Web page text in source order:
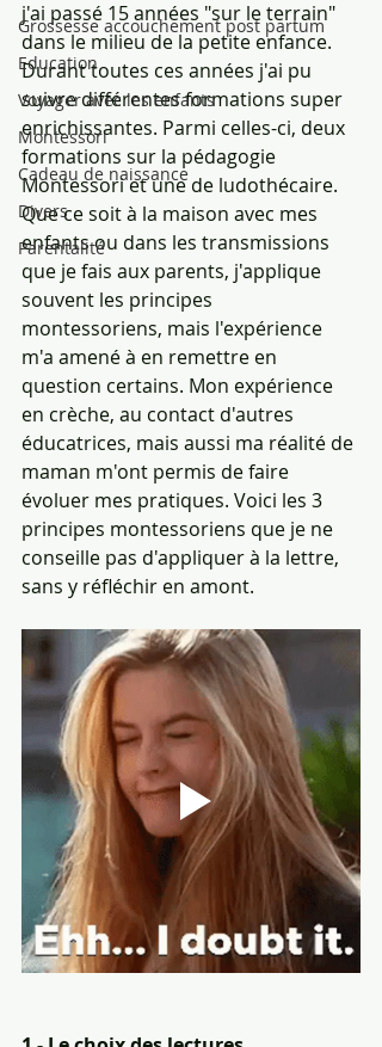
Grossesse accouchement post partum
Education
Voyager avec les enfants
Montessori
Cadeau de naissance
Divers
Parentalité
j'ai passé 15 années "sur le terrain"
dans le milieu de la petite enfance.
Durant toutes ces années j'ai pu
suivre différentes formations super
enrichissantes. Parmi celles-ci, deux
formations sur la pédagogie
Montessori et une de ludothécaire.
Que ce soit à la maison avec mes
enfants ou dans les transmissions
que je fais aux parents, j'applique
souvent les principes
montessoriens, mais l'expérience
m'a amené à en remettre en
question certains. Mon expérience
en crèche, au contact d'autres
éducatrices, mais aussi ma réalité de
maman m'ont permis de faire
évoluer mes pratiques. Voici les 3
principes montessoriens que je ne
conseille pas d'appliquer à la lettre,
sans y réfléchir en amont.